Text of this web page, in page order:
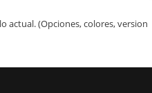
actual. (Opciones, colores, version